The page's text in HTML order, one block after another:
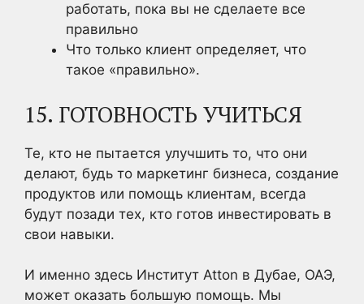
работать, пока вы не сделаете все
правильно
Что только клиент определяет, что
такое «правильно».
15. ГОТОВНОСТЬ УЧИТЬСЯ
Те, кто не пытается улучшить то, что они
делают, будь то маркетинг бизнеса, создание
продуктов или помощь клиентам, всегда
будут позади тех, кто готов инвестировать в
свои навыки.
И именно здесь Институт Atton в Дубае, ОАЭ,
может оказать большую помощь. Мы